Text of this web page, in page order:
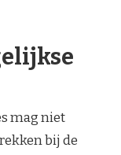
mag niet
bij de